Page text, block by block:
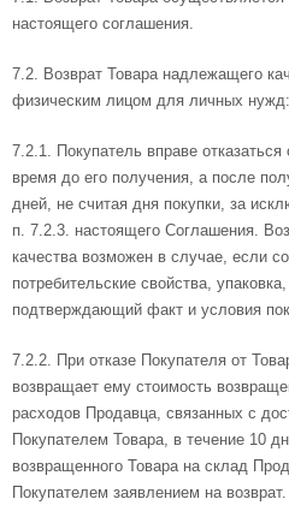
настоящего соглашения.
7.2. Возврат Товара надлежащего
физическим лицом для личных нужд:
7.2.1. Покупатель вправе
время до его получения, а после
дней, не считая дня покупки, за
п. 7.2.3. настоящего Соглашения.
качества возможен в случае, если
потребительские свойства,
подтверждающий факт и условия
7.2.2. При отказе Покупателя от
возвращает ему стоимость
расходов Продавца, связанных с
Покупателем Товара, в течение 10
возвращенного Товара на склад
Покупателем заявлением на возврат.